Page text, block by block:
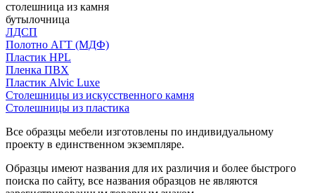
столешница из камня
бутылочница
ЛДСП
Полотно АГТ (МДФ)
Пластик HPL
Пленка ПВХ
Пластик Alvic Luxe
Столешницы из искусственного камня
Столешницы из пластика
Все образцы мебели изготовлены по индивидуальному
проекту в единственном экземпляре.
Образцы имеют названия для их различия и более быстрого
поиска по сайту, все названия образцов не являются